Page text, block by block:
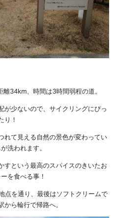
34km、時間は3時間弱程の道。
が少ないので、サイクリングにぴっ
り！
れて見える自然の景色が変わってい
洗われます。
すという最高のスパイスのきいたお
を食べる事！
点を通り、最後はソフトクリームで
から輪行で帰路へ。